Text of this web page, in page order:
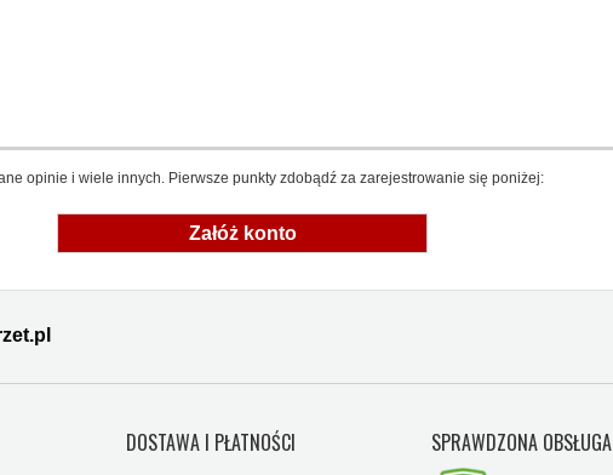
opinie i wiele innych. Pierwsze punkty zdobądź za zarejestrowanie się poniżej:
Załóż konto
DOSTAWA I PŁATNOŚCI SPRAWDZONA OBSŁUGA